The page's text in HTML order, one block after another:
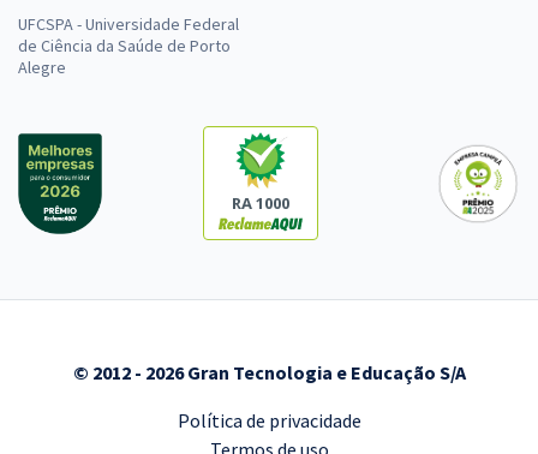
UFCSPA - Universidade Federal
de Ciência da Saúde de Porto
Alegre
RA 1000
© 2012 - 2026 Gran Tecnologia e Educação S/A
Política de privacidade
Termos de uso